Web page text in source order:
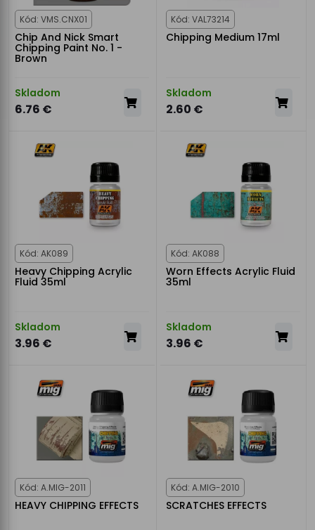
Kód: VMS.CNX01
Chip And Nick Smart
Chipping Paint No. 1 -
Brown
Skladom
6.76 €
Kód: VAL73214
Chipping Medium 17ml
Skladom
2.60 €
Kód: AK089
Heavy Chipping Acrylic
Fluid 35ml
Skladom
3.96 €
Kód: AK088
Worn Effects Acrylic Fluid
35ml
Skladom
3.96 €
Kód: A.MIG-2011
HEAVY CHIPPING EFFECTS
Kód: A.MIG-2010
SCRATCHES EFFECTS